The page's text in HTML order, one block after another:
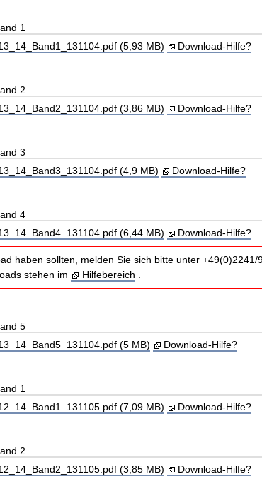
1
(5,93 MB)
Download-Hilfe?
2
(3,86 MB)
Download-Hilfe?
3
(4,9 MB)
Download-Hilfe?
4
(6,44 MB)
Download-Hilfe?
haben sollten, melden Sie sich bitte unter +49(0)2241/
stehen im
Hilfebereich
5
(5 MB)
Download-Hilfe?
1
(7,09 MB)
Download-Hilfe?
2
(3,85 MB)
Download-Hilfe?